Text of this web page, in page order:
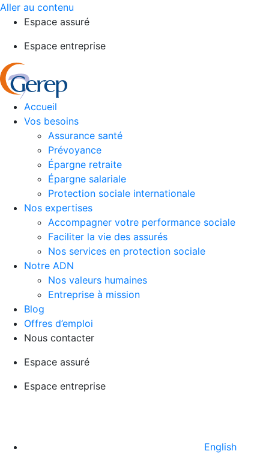
Aller au contenu
Espace assuré
Espace entreprise
Accueil
Vos besoins
Assurance santé
Prévoyance
Épargne retraite
Épargne salariale
Protection sociale internationale
Nos expertises
Accompagner votre performance sociale
Faciliter la vie des assurés
Nos services en protection sociale
Notre ADN
Nos valeurs humaines
Entreprise à mission
Blog
Offres d’emploi
Nous contacter
Espace assuré
Espace entreprise
English